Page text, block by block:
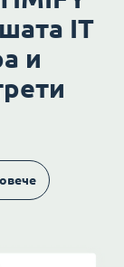
IT
и